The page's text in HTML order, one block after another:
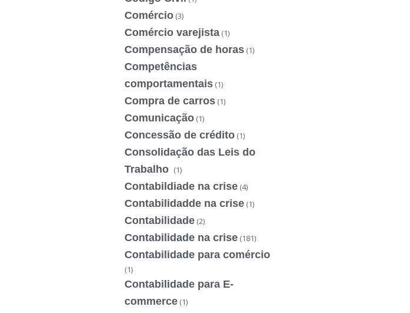
Comércio (3)
Comércio varejista (1)
Compensação de horas (1)
Competências
comportamentais (1)
Compra de carros (1)
Comunicação (1)
Concessão de crédito (1)
Consolidação das Leis do
Trabalho (1)
Contabildiade na crise (4)
Contabilidadde na crise (1)
Contabilidade (2)
Contabilidade na crise (181)
Contabilidade para comércio
(1)
Contabilidade para E-
commerce (1)